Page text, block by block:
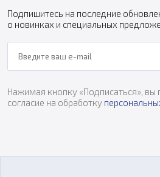
Подпишитесь на последние
о новинках и специальных
Нажимая кнопку «Подписаться», вы
согласие на обработку